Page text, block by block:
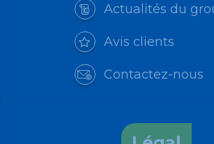
Actualités du
Avis clients
Contactez-nous